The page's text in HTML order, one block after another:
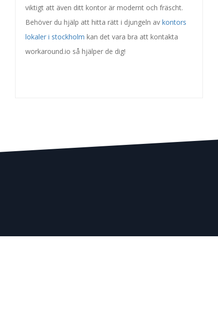
viktigt att även ditt kontor är modernt och fräscht.
Behöver du hjälp att hitta rätt i djungeln av kontors
lokaler i stockholm kan det vara bra att kontakta
workaround.io så hjälper de dig!